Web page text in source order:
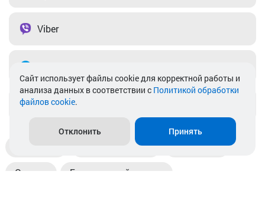
Viber
info@akkamulik.by
Пункты выдачи Магазины
Оплата Безналичный расчет
Cайт использует файлы cookie для корректной работы и
анализа данных в соответствии с Политикой обработки
файлов cookie.
Отклонить Принять